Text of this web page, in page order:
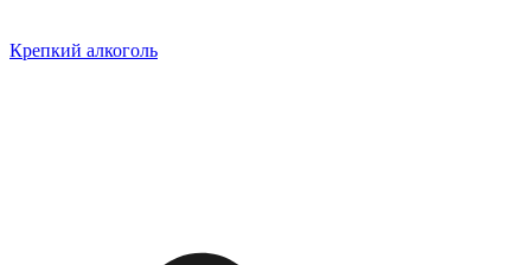
Крепкий алкоголь